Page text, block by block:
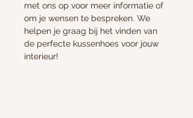
met ons op voor meer informatie of
om je wensen te bespreken. We
helpen je graag bij het vinden van
de perfecte kussenhoes voor jouw
interieur!